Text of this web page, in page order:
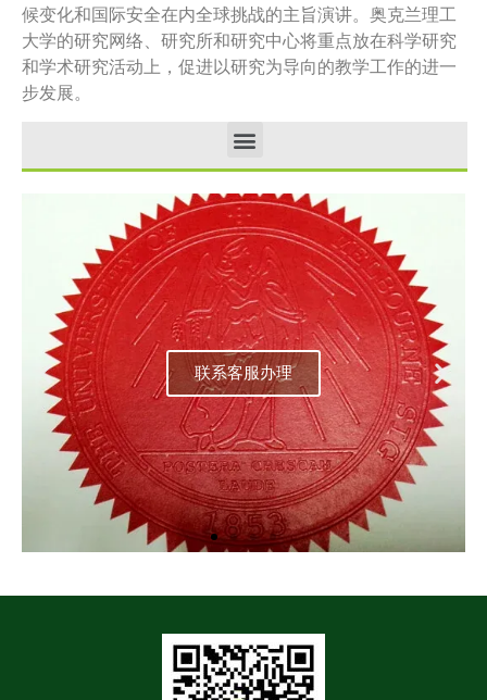
候变化和国际安全在内全球挑战的主旨演讲。奥克兰理工
大学的研究网络、研究所和研究中心将重点放在科学研究
和学术研究活动上，促进以研究为导向的教学工作的进一
步发展。